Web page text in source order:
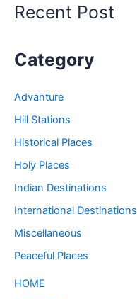
Places
Recent Post
Category
Advanture
Hill Stations
Historical Places
Holy Places
Indian Destinations
International Destinations
Miscellaneous
Peaceful Places
HOME